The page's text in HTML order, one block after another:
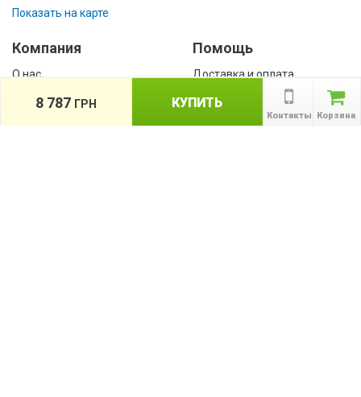
Показать на карте
Компания
О нас
Помощь
Доставка и оплата
Корзина
Контакты
КУПИТЬ
8 787 ГРН